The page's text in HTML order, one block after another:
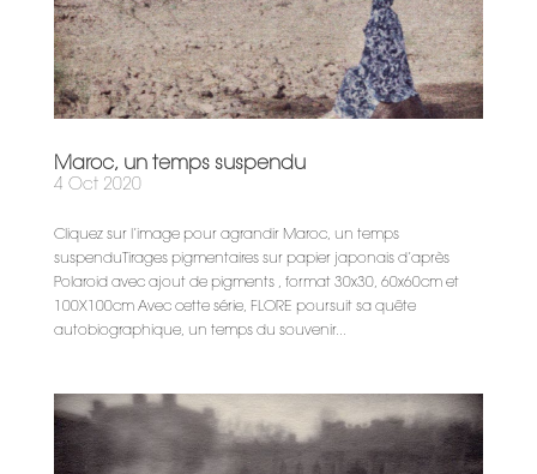
Maroc, un temps suspendu
4 Oct 2020
Cliquez sur l’image pour agrandir Maroc, un temps
suspenduTirages pigmentaires sur papier japonais d’après
Polaroid avec ajout de pigments , format 30x30, 60x60cm et
100X100cm Avec cette série, FLORE poursuit sa quête
autobiographique, un temps du souvenir...